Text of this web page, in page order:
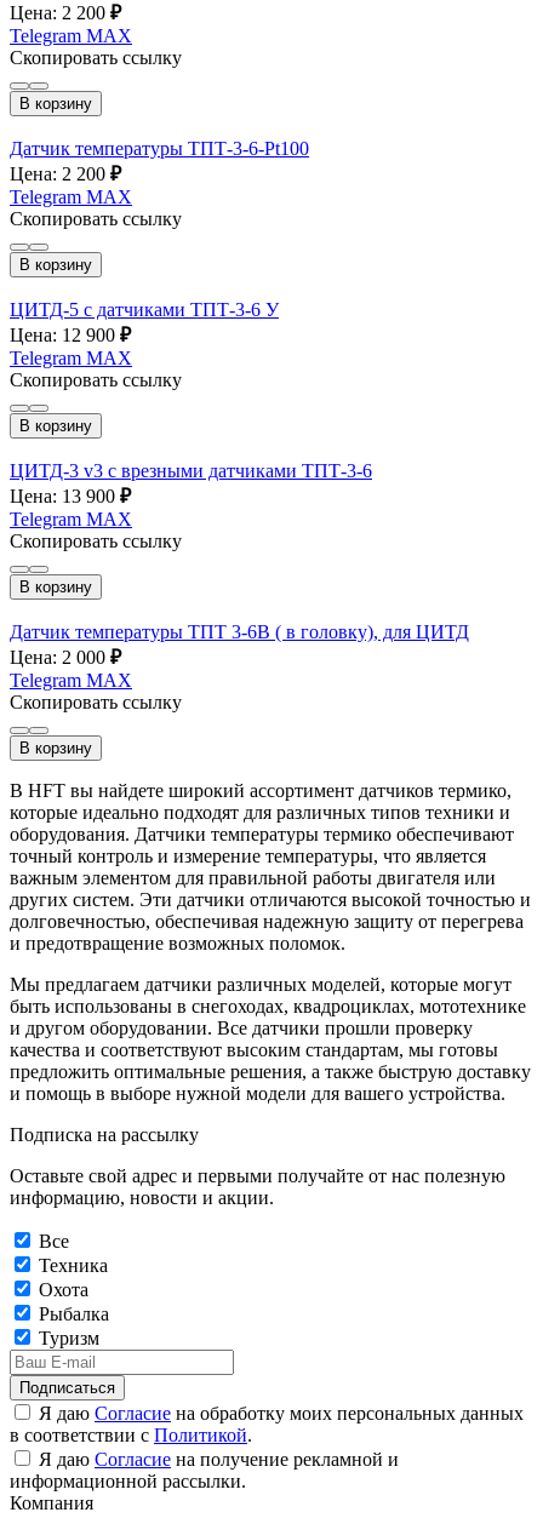
Цена: 2 200 ₽
Telegram MAX
Скопировать ссылку
В корзину
Датчик температуры ТПТ-3-6-Pt100
Цена: 2 200 ₽
Telegram MAX
Скопировать ссылку
В корзину
ЦИТД-5 с датчиками ТПТ-3-6 У
Цена: 12 900 ₽
Telegram MAX
Скопировать ссылку
В корзину
ЦИТД-3 v3 с врезными датчиками ТПТ-3-6
Цена: 13 900 ₽
Telegram MAX
Скопировать ссылку
В корзину
Датчик температуры ТПТ 3-6В ( в головку), для ЦИТД
Цена: 2 000 ₽
Telegram MAX
Скопировать ссылку
В корзину
В HFT вы найдете широкий ассортимент датчиков термико,
которые идеально подходят для различных типов техники и
оборудования. Датчики температуры термико обеспечивают
точный контроль и измерение температуры, что является
важным элементом для правильной работы двигателя или
других систем. Эти датчики отличаются высокой точностью и
долговечностью, обеспечивая надежную защиту от перегрева
и предотвращение возможных поломок.
Мы предлагаем датчики различных моделей, которые могут
быть использованы в снегоходах, квадроциклах, мототехнике
и другом оборудовании. Все датчики прошли проверку
качества и соответствуют высоким стандартам, мы готовы
предложить оптимальные решения, а также быструю доставку
и помощь в выборе нужной модели для вашего устройства.
Подписка на рассылку
Оставьте свой адрес и первыми получайте от нас полезную
информацию, новости и акции.
Все
Техника
Охота
Рыбалка
Туризм
Подписаться
Я даю Согласие на обработку моих персональных данных
в соответствии с Политикой.
Я даю Согласие на получение рекламной и
информационной рассылки.
Компания